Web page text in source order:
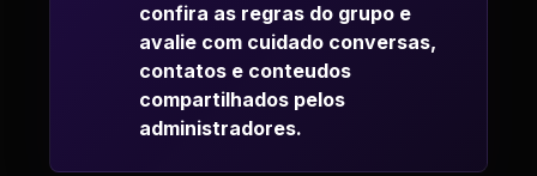
confira as regras do grupo e
avalie com cuidado conversas,
contatos e conteudos
compartilhados pelos
administradores.